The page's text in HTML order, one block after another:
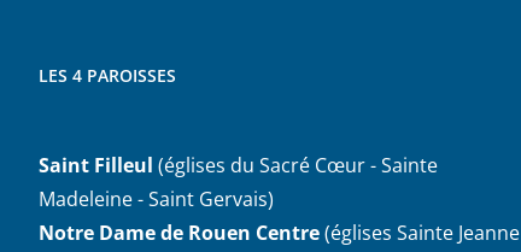
LES 4 PAROISSES
Saint Filleul (églises du Sacré Cœur - Sainte
Madeleine - Saint Gervais)
Notre Dame de Rouen Centre(églises Sainte Jeanne